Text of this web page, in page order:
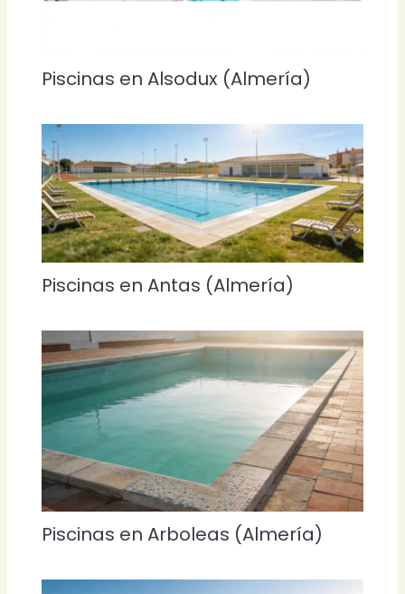
Piscinas en Alsodux (Almería)
Piscinas en Antas (Almería)
Piscinas en Arboleas (Almería)